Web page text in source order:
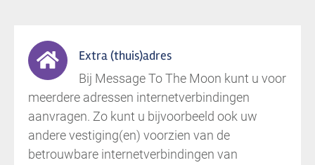
Extra (thuis)adres
Bij Message To The Moon kunt u voor
meerdere adressen internetverbindingen
aanvragen. Zo kunt u bijvoorbeeld ook uw
andere vestiging(en) voorzien van de
betrouwbare internetverbindingen van